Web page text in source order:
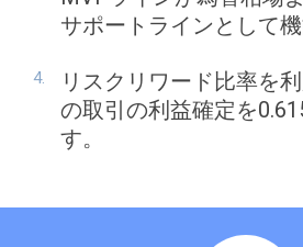
サポートラインとして機
リスクリワード比率を
の取引の利益確定を
す。